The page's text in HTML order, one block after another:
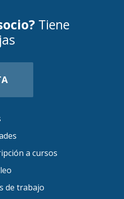
Tiene
a cursos
de trabajo